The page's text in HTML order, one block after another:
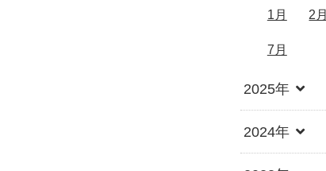
1月 2月
7月
2025年
2024年